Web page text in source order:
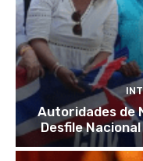
Autoridades de
Desfile